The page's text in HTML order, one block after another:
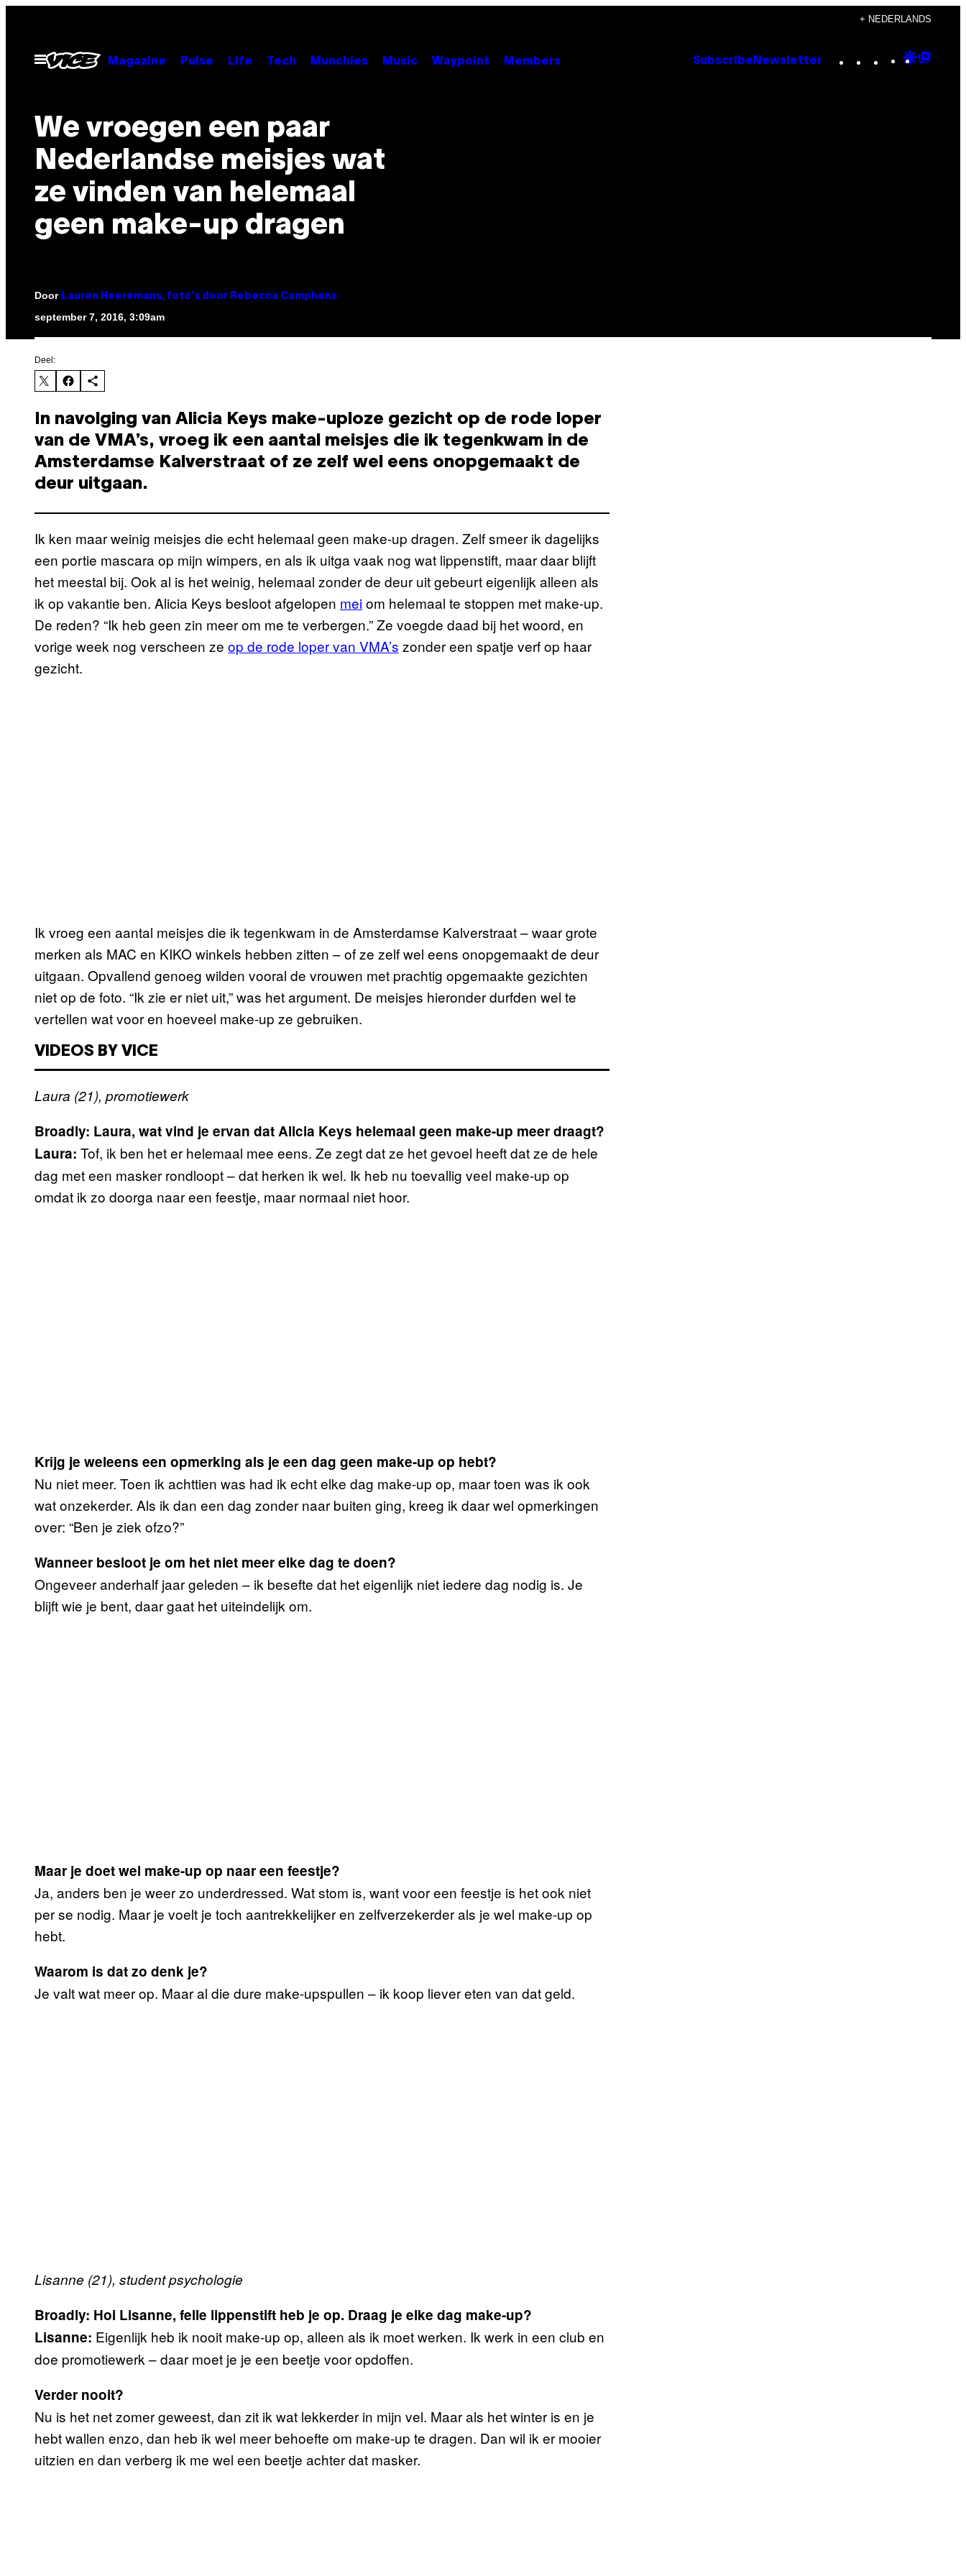
+ NEDERLANDS
Open
menu
Magazine Pulse Life Tech Munchies Music Waypoint Members Subscribe Newsletter Instagram
TikTok
YouTube
Google
We vroegen een paar
Nederlandse meisjes wat
ze vinden van helemaal
geen make-up dragen
Door Lauren Heeremans, foto's door Rebecca Camphens
september 7, 2016, 3:09am
Deel:
In navolging van Alicia Keys make-uploze gezicht op de rode loper
van de VMA’s, vroeg ik een aantal meisjes die ik tegenkwam in de
Amsterdamse Kalverstraat of ze zelf wel eens onopgemaakt de
deur uitgaan.
Ik ken maar weinig meisjes die echt helemaal geen make-up dragen. Zelf smeer ik dagelijks
een portie mascara op mijn wimpers, en als ik uitga vaak nog wat lippenstift, maar daar blijft
het meestal bij. Ook al is het weinig, helemaal zonder de deur uit gebeurt eigenlijk alleen als
ik op vakantie ben. Alicia Keys besloot afgelopen meiom helemaal te stoppen met make-up.
De reden? “Ik heb geen zin meer om me te verbergen.” Ze voegde daad bij het woord, en
vorige week nog verscheen ze op de rode loper van VMA’s zonder een spatje verf op haar
gezicht.
Ik vroeg een aantal meisjes die ik tegenkwam in de Amsterdamse Kalverstraat – waar grote
merken als MAC en KIKO winkels hebben zitten – of ze zelf wel eens onopgemaakt de deur
uitgaan. Opvallend genoeg wilden vooral de vrouwen met prachtig opgemaakte gezichten
niet op de foto. “Ik zie er niet uit,” was het argument. De meisjes hieronder durfden wel te
vertellen wat voor en hoeveel make-up ze gebruiken.
VIDEOS BY VICE
Laura (21), promotiewerk
Broadly: Laura, wat vind je ervan dat Alicia Keys helemaal geen make-up meer draagt?
Laura: Tof, ik ben het er helemaal mee eens. Ze zegt dat ze het gevoel heeft dat ze de hele
dag met een masker rondloopt – dat herken ik wel. Ik heb nu toevallig veel make-up op
omdat ik zo doorga naar een feestje, maar normaal niet hoor.
Krijg je weleens een opmerking als je een dag geen make-up op hebt?
Nu niet meer. Toen ik achttien was had ik echt elke dag make-up op, maar toen was ik ook
wat onzekerder. Als ik dan een dag zonder naar buiten ging, kreeg ik daar wel opmerkingen
over: “Ben je ziek ofzo?”
Wanneer besloot je om het niet meer elke dag te doen?
Ongeveer anderhalf jaar geleden – ik besefte dat het eigenlijk niet iedere dag nodig is. Je
blijft wie je bent, daar gaat het uiteindelijk om.
Maar je doet wel make-up op naar een feestje?
Ja, anders ben je weer zo underdressed. Wat stom is, want voor een feestje is het ook niet
per se nodig. Maar je voelt je toch aantrekkelijker en zelfverzekerder als je wel make-up op
hebt.
Waarom is dat zo denk je?
Je valt wat meer op. Maar al die dure make-upspullen – ik koop liever eten van dat geld.
Lisanne (21), student psychologie
Broadly: Hoi Lisanne, felle lippenstift heb je op. Draag je elke dag make-up?
Lisanne: Eigenlijk heb ik nooit make-up op, alleen als ik moet werken. Ik werk in een club en
doe promotiewerk – daar moet je je een beetje voor opdoffen.
Verder nooit?
Nu is het net zomer geweest, dan zit ik wat lekkerder in mijn vel. Maar als het winter is en je
hebt wallen enzo, dan heb ik wel meer behoefte om make-up te dragen. Dan wil ik er mooier
uitzien en dan verberg ik me wel een beetje achter dat masker.